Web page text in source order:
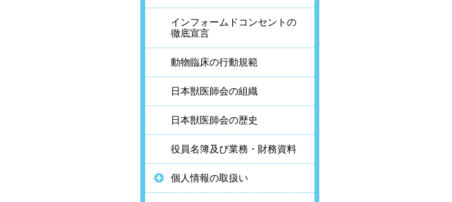
インフォームドコンセントの
徹底宣言
動物臨床の行動規範
日本獣医師会の組織
日本獣医師会の歴史
役員名簿及び業務・財務資料
個人情報の取扱い